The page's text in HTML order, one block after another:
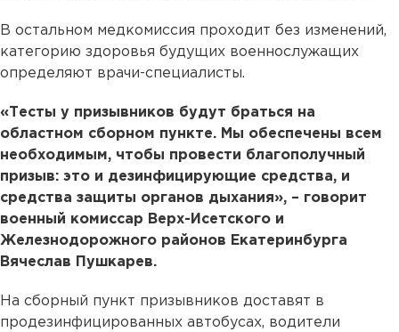
В остальном медкомиссия проходит без изменений,
категорию здоровья будущих военнослужащих
определяют врачи-специалисты.
«Тесты у призывников будут браться на
областном сборном пункте. Мы обеспечены всем
необходимым, чтобы провести благополучный
призыв: это и дезинфицирующие средства, и
средства защиты органов дыхания», – говорит
военный комиссар Верх-Исетского и
Железнодорожного районов Екатеринбурга
Вячеслав Пушкарев.
На сборный пункт призывников доставят в
продезинфицированных автобусах, водители